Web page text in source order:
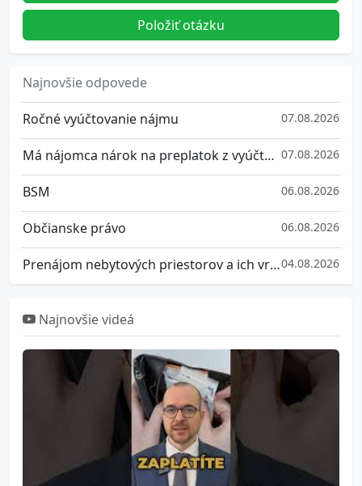
Položiť otázku
Najnovšie odpovede
Ročné vyúčtovanie nájmu 07.08.2026
Má nájomca nárok na preplatok z vyúčtovania služieb spojených s užívaním bytu? 07.08.2026
BSM 06.08.2026
Občianske právo 06.08.2026
Prenájom nebytových priestorov a ich vrátenie04.08.2026
Najnovšie videá